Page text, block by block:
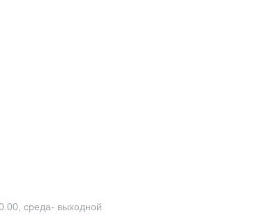
среда- выходной